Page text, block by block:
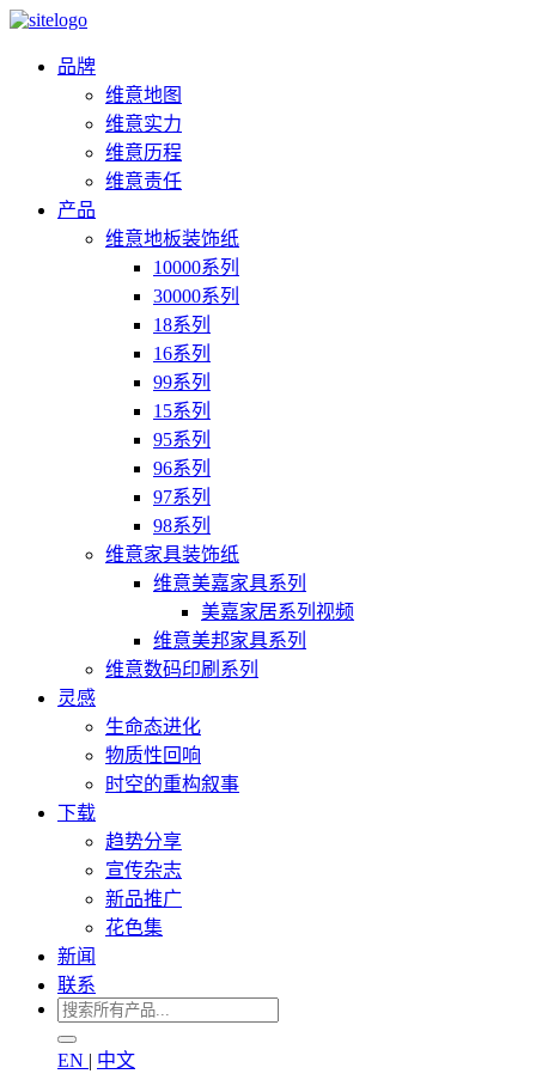
品牌
维意地图
维意实力
维意历程
维意责任
产品
维意地板装饰纸
10000系列
30000系列
18系列
16系列
99系列
15系列
95系列
96系列
97系列
98系列
维意家具装饰纸
维意美嘉家具系列
美嘉家居系列视频
维意美邦家具系列
维意数码印刷系列
灵感
生命态进化
物质性回响
时空的重构叙事
下载
趋势分享
宣传杂志
新品推广
花色集
新闻
联系
EN | 中文